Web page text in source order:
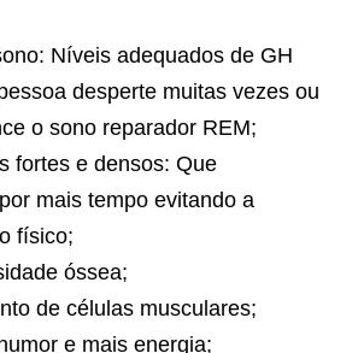
Níveis adequados de GH
desperte muitas vezes ou
o sono reparador REM;
fortes e densos: Que
mais tempo evitando a
físico;
óssea;
de células musculares;
e mais energia;